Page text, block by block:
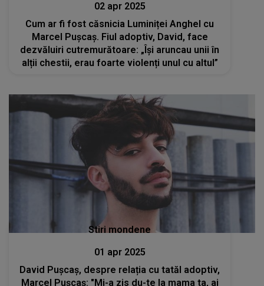
02 apr 2025
Cum ar fi fost căsnicia Luminiței Anghel cu
Marcel Pușcaș. Fiul adoptiv, David, face
dezvăluiri cutremurătoare: „Își aruncau unii în
alții chestii, erau foarte violenți unul cu altul”
Stiri mondene
01 apr 2025
David Pușcaș, despre relația cu tatăl adoptiv,
Marcel Pușcaș: "Mi-a zis du-te la mama ta, ai